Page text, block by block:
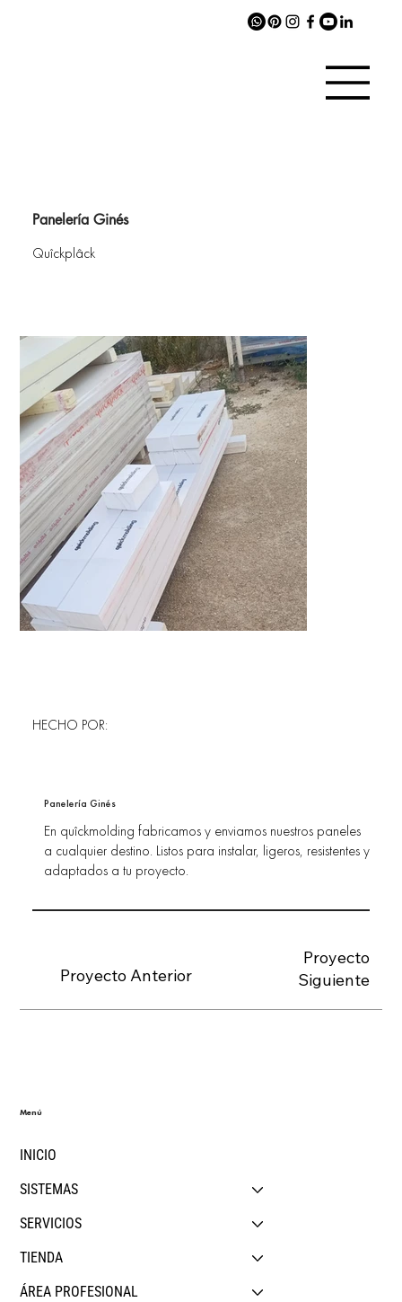
Panelería Ginés
Quîckplâck
Proyecto
Siguiente
Proyecto Anterior
HECHO POR:
Panelería Ginés
En quîckmolding fabricamos y enviamos nuestros paneles
a cualquier destino. Listos para instalar, ligeros, resistentes y
adaptados a tu proyecto.
INICIO
SISTEMAS
SERVICIOS
TIENDA
ÁREA PROFESIONAL
Menú